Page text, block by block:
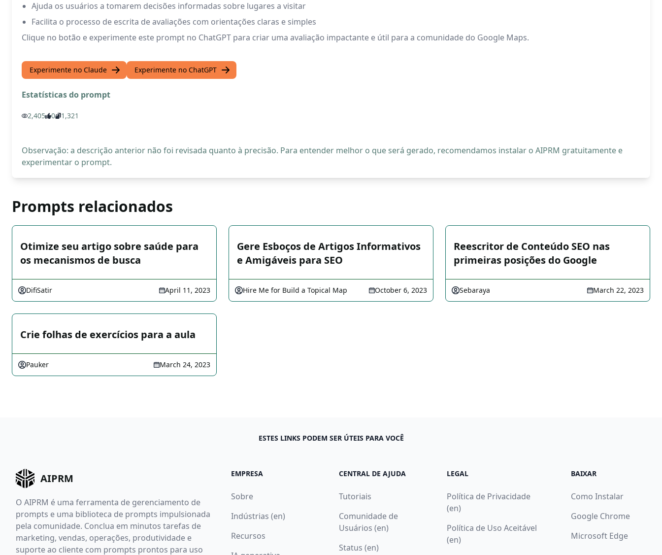
Ajuda os usuários a tomarem decisões informadas sobre lugares a visitar
Facilita o processo de escrita de avaliações com orientações claras e simples
Clique no botão e experimente este prompt no ChatGPT para criar uma avaliação impactante e útil para a comunidade do Google Maps.
Experimente no Claude Experimente no ChatGPT
Estatísticas do prompt
2,405 0 1,321
Observação: a descrição anterior não foi revisada quanto à precisão. Para entender melhor o que será gerado, recomendamos instalar o AIPRM gratuitamente e
experimentar o prompt.
Prompts relacionados
Otimize seu artigo sobre saúde para
os mecanismos de busca
DifiSatir April 11, 2023
Gere Esboços de Artigos Informativos
e Amigáveis para SEO
Hire Me for Build a Topical Map October 6, 2023
Reescritor de Conteúdo SEO nas
primeiras posições do Google
Sebaraya March 22, 2023
Crie folhas de exercícios para a aula
Pauker March 24, 2023
ESTES LINKS PODEM SER ÚTEIS PARA VOCÊ
AIPRM
O AIPRM é uma ferramenta de gerenciamento de
prompts e uma biblioteca de prompts impulsionada
pela comunidade. Conclua em minutos tarefas de
marketing, vendas, operações, produtividade e
suporte ao cliente com prompts prontos para uso
EMPRESA
Sobre
Indústrias (en)
Recursos
CENTRAL DE AJUDA
Tutoriais
Comunidade de
Usuários (en)
Status (en)
LEGAL
Política de Privacidade
(en)
Política de Uso Aceitável
(en)
BAIXAR
Como Instalar
Google Chrome
Microsoft Edge